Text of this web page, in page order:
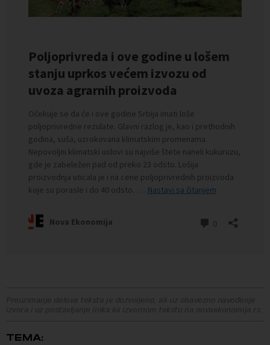
Preuzimanje delova teksta je dozvoljeno, ali uz obavezno navođenje
izvora i uz postavljanje linka ka izvornom tekstu na novaekonomija.rs
TEMA: